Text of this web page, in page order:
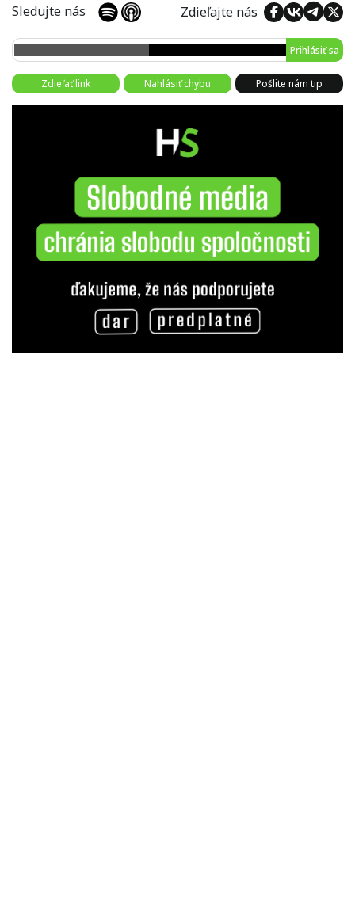
Sledujte nás Zdieľajte nás
Prihlásiť sa
Zdieľať link Nahlásiť chybu Pošlite nám tip